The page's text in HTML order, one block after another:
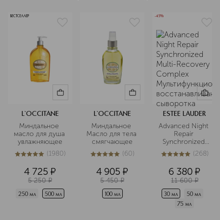
БЕСТСЕЛЛЕР
L`OCCITANE
Миндальное
масло для душа
увлажняющее
5из 51980 (1980)
4 725 ¤
5 250 ¤
250 мл 500 мл
L`OCCITANE
Миндальное
Масло для тела
смягчающее
5из 560 (60)
4 905 ¤
5 450 ¤
100 мл
-45%
ESTEE LAUDER
Advanced Night
Repair
Synchronized
Multi-Recovery
Complex
сыворотка
5из 5268 (268)
6 380 ¤
11 600 ¤
30 мл
50 мл
75 мл